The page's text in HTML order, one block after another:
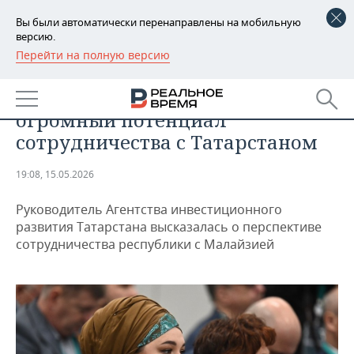
Вы были автоматически перенаправлены на мобильную
версию.
Перейти на полную версию
РЕГИОНЫ
БАШКОРТОСТАН
ТАТАРСТАН
НОВОСТИ
АНАЛИТИКА
ДЕКЛАРАЦИИ О ДОХОДАХ
КОРОЛИ ГОСЗАКАЗА ПФО
КОМУ ПРИНАДЛЕЖАТ
ТОРГОВЫЕ ЦЕНТРЫ
ТАТАРСТАНА
НОВОСТИ ЭКОНОМИКИ
ФИНАНСЫ
БЮДЖЕТ
ИНВЕСТИЦИИ
ПРОМЫШЛЕННОСТЬ
НОВОСТИ
ПРОМЫШЛЕННОСТИ
АГРОПРОМ
МАШИНОСТРОЕНИЕ
НЕДВИЖИМОСТЬ
НОВОСТИ АВТО
БИЗНЕС
НОВОСТИ БИЗНЕСА
ТЕХНОЛОГИИ
Талия Минуллина: у Малайзии
огромный потенциал
сотрудничества с Татарстаном
19:08, 15.05.2026
Руководитель Агентства инвестиционного
развития Татарстана высказалась о перспективе
сотрудничества республики с Малайзией